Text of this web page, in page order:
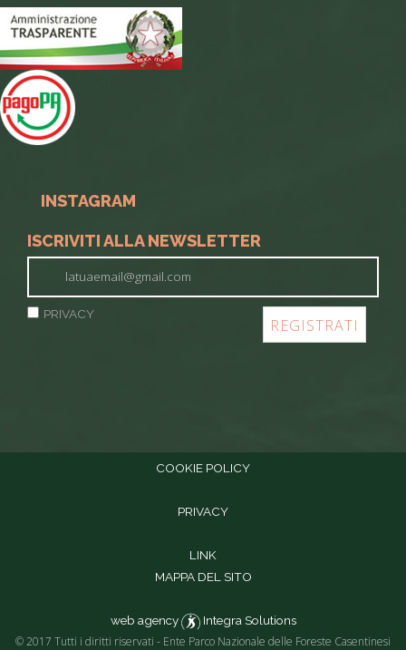
INSTAGRAM
ISCRIVITI ALLA NEWSLETTER
PRIVACY
COOKIE POLICY
PRIVACY
LINK
MAPPA DEL SITO
web agency Integra Solutions
© 2017 Tutti i diritti riservati - Ente Parco Nazionale delle Foreste Casentinesi